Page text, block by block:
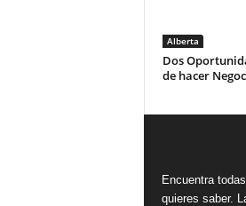
Alberta
Dos
de hacer
Encuentra
quieres saber.